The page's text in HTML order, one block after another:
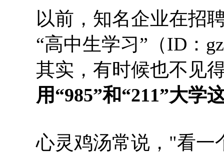
以前，知名企业在招
“高中生学习”（ID：
其实，有时候也不见
用“985”和“211”大学
心灵鸡汤常说，"看一